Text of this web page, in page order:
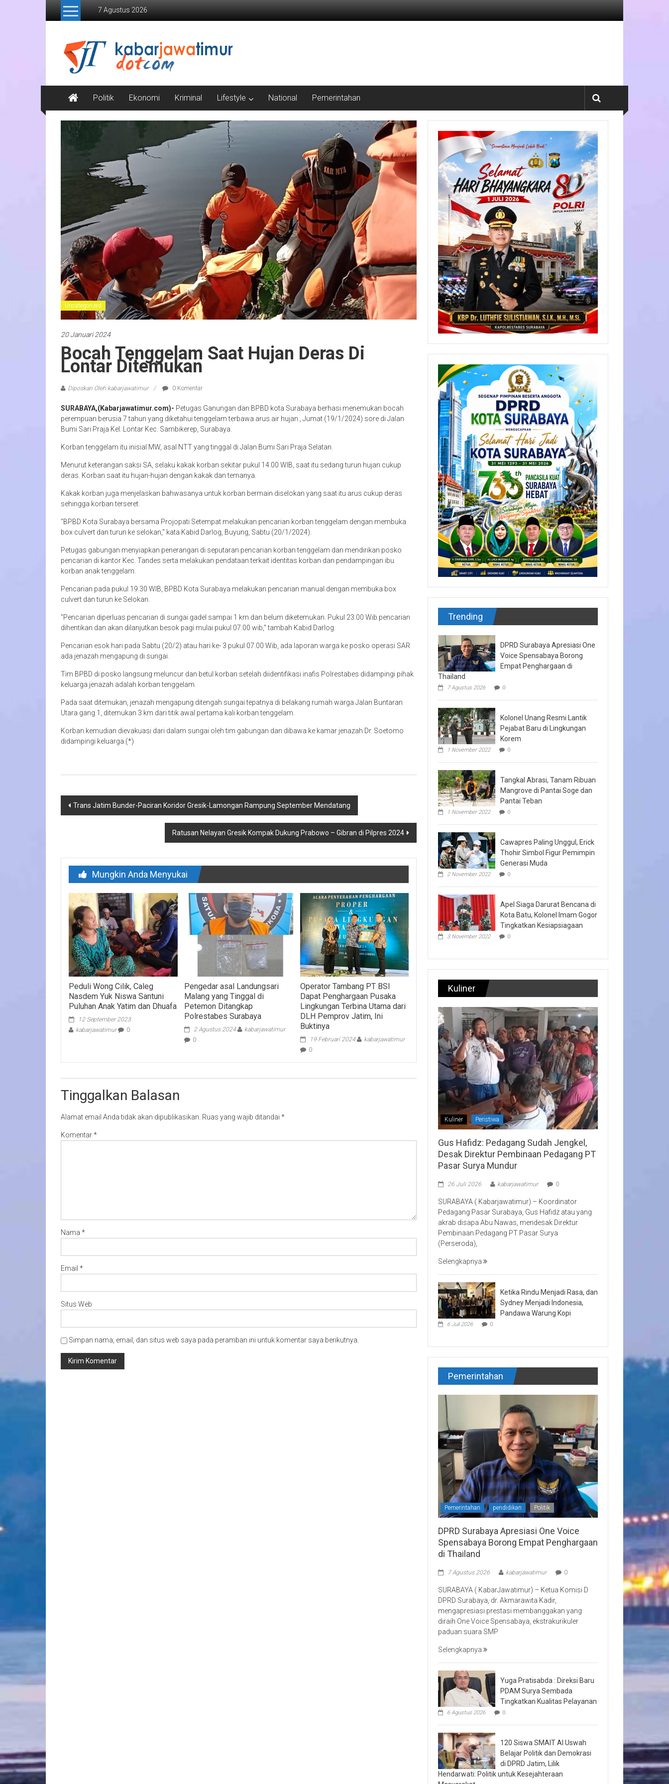
Lompat
7 Agustus 2026
Kabar
Jawa
Timur
Media
Online
Jawa
Timur
Politik Ekonomi Kriminal Lifestyle National Pemerintahan
Uncategorized
20 Januari 2024
Bocah Tenggelam Saat Hujan Deras Di
Lontar Ditemukan
Diposkan Oleh:kabarjawatimur 0 Komentar
SURABAYA,(Kabarjawatimur.com)- Petugas Ganungan dan BPBD kota Surabaya berhasi menemukan bocah
perempuan berusia 7 tahun yang diketahui tenggelam terbawa arus air hujan , Jumat (19/1/2024) sore di Jalan
Bumi Sari Praja Kel. Lontar Kec. Sambikerep, Surabaya.
Korban tenggelam itu inisial MW, asal NTT yang tinggal di Jalan Bumi Sari Praja Selatan.
Menurut keterangan saksi SA, selaku kakak korban sekitar pukul 14.00 WIB, saat itu sedang turun hujan cukup
deras. Korban saat itu hujan-hujan dengan kakak dan temanya.
Kakak korban juga menjelaskan bahwasanya untuk korban bermain diselokan yang saat itu arus cukup deras
sehingga korban terseret.
“BPBD Kota Surabaya bersama Projopati Setempat melakukan pencarian korban tenggelam dengan membuka
box culvert dan turun ke selokan,” kata Kabid Darlog, Buyung, Sabtu (20/1/2024).
Petugas gabungan menyiapkan penerangan di seputaran pencarian korban tenggelam dan mendirikan posko
pencarian di kantor Kec. Tandes serta melakukan pendataan terkait identitas korban dan pendampingan ibu
korban anak tenggelam.
Pencarian pada pukul 19.30 WIB, BPBD Kota Surabaya melakukan pencarian manual dengan membuka box
culvert dan turun ke Selokan.
“Pencarian diperluas pencarian di sungai gadel sampai 1 km dan belum diketemukan. Pukul 23.00 Wib pencarian
dihentikan dan akan dilanjutkan besok pagi mulai pukul 07.00 wib,” tambah Kabid Darlog.
Pencarian esok hari pada Sabtu (20/2) atau hari ke- 3 pukul 07.00 Wib, ada laporan warga ke posko operasi SAR
ada jenazah mengapung di sungai.
Tim BPBD di posko langsung meluncur dan betul korban setelah diidentifikasi inafis Polrestabes didampingi pihak
keluarga jenazah adalah korban tenggelam.
Pada saat ditemukan, jenazah mengapung ditengah sungai tepatnya di belakang rumah warga Jalan Buntaran
Utara gang 1, ditemukan 3 km dari titik awal pertama kali korban tenggelam.
Korban kemudian dievakuasi dari dalam sungai oleh tim gabungan dan dibawa ke kamar jenazah Dr. Soetomo
didampingi keluarga.(*)
Navigasi
Trans Jatim Bunder-Paciran Koridor Gresik-Lamongan Rampung September Mendatang
Ratusan Nelayan Gresik Kompak Dukung Prabowo – Gibran di Pilpres 2024
Mungkin Anda Menyukai
Peduli Wong Cilik, Caleg
Nasdem Yuk Niswa Santuni
Puluhan Anak Yatim dan Dhuafa
12 September 2023
kabarjawatimur
0
Pengedar asal Landungsari
Malang yang Tinggal di
Petemon Ditangkap
Polrestabes Surabaya
2 Agustus 2024
kabarjawatimur
0
Operator Tambang PT BSI
Dapat Penghargaan Pusaka
Lingkungan Terbina Utama dari
DLH Pemprov Jatim, Ini
Buktinya
19 Februari 2024
kabarjawatimur
0
Tinggalkan Balasan
Alamat email Anda tidak akan dipublikasikan. Ruas yang wajib ditandai *
Komentar*
Nama *
Email *
Situs Web
Simpan nama, email, dan situs web saya pada peramban ini untuk komentar saya berikutnya.
Trending
DPRD Surabaya Apresiasi One
Voice Spensabaya Borong
Empat Penghargaan di
Thailand
7 Agustus 2026 0
Kolonel Unang Resmi Lantik
Pejabat Baru di Lingkungan
Korem
1 November 2022 0
Tangkal Abrasi, Tanam Ribuan
Mangrove di Pantai Soge dan
Pantai Teban
1 November 2022 0
Cawapres Paling Unggul, Erick
Thohir Simbol Figur Pemimpin
Generasi Muda
2 November 2022 0
Apel Siaga Darurat Bencana di
Kota Batu, Kolonel Imam Gogor
Tingkatkan Kesiapsiagaan
3 November 2022 0
Kuliner
Kuliner Peristiwa
Gus Hafidz: Pedagang Sudah Jengkel,
Desak Direktur Pembinaan Pedagang PT
Pasar Surya Mundur
26 Juli 2026 kabarjawatimur 0
SURABAYA ( Kabarjawatimur) – Koordinator
Pedagang Pasar Surabaya, Gus Hafidz atau yang
akrab disapa Abu Nawas, mendesak Direktur
Pembinaan Pedagang PT Pasar Surya
(Perseroda),
Selengkapnya
Ketika Rindu Menjadi Rasa, dan
Sydney Menjadi Indonesia,
Pandawa Warung Kopi
6 Juli 2026 0
Pemerintahan
Pemerintahan pendidikan Politik
DPRD Surabaya Apresiasi One Voice
Spensabaya Borong Empat Penghargaan
di Thailand
7 Agustus 2026 kabarjawatimur 0
SURABAYA ( KabarJawatimur) – Ketua Komisi D
DPRD Surabaya, dr. Akmarawita Kadir,
mengapresiasi prestasi membanggakan yang
diraih One Voice Spensabaya, ekstrakurikuler
paduan suara SMP
Selengkapnya
Yuga Pratisabda : Direksi Baru
PDAM Surya Sembada
Tingkatkan Kualitas Pelayanan
6 Agustus 2026 0
120 Siswa SMAIT Al Uswah
Belajar Politik dan Demokrasi
di DPRD Jatim, Lilik
Hendarwati: Politik untuk Kesejahteraan